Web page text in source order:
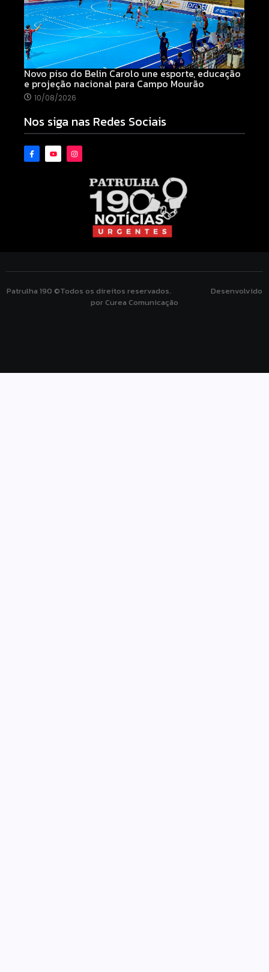
Novo piso do Belin Carolo une esporte, educação
e projeção nacional para Campo Mourão
10/08/2026
Nos siga nas Redes Sociais
Patrulha 190 ©Todos os direitos reservados. Desenvolvido
por Curea Comunicação